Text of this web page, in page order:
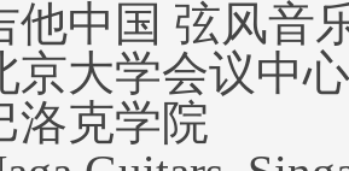
他中国 弦风音
京大学会议中心
洛克学院